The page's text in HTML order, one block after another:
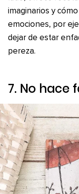
imaginarios y
emociones, por
dejar de estar
pereza.
7. No hace